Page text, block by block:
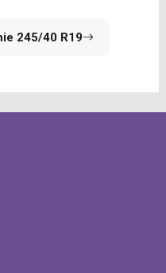
245/40 R19